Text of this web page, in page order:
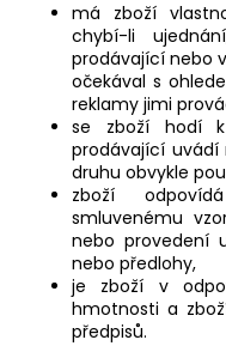
má zboží
chybí-li
prodávající nebo
očekával s
reklamy jimi
se zboží hodí
prodávající
druhu obvykle
zboží
smluvenému
nebo provedení
nebo předlohy,
je zboží v
hmotnosti a
předpisů.